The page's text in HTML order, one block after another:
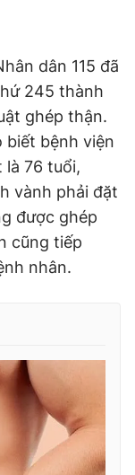
dân 115 đã
245 thành
ghép thận.
biết bệnh viện
là 76 tuổi,
vành phải đặt
được ghép
cũng tiếp
nhân.